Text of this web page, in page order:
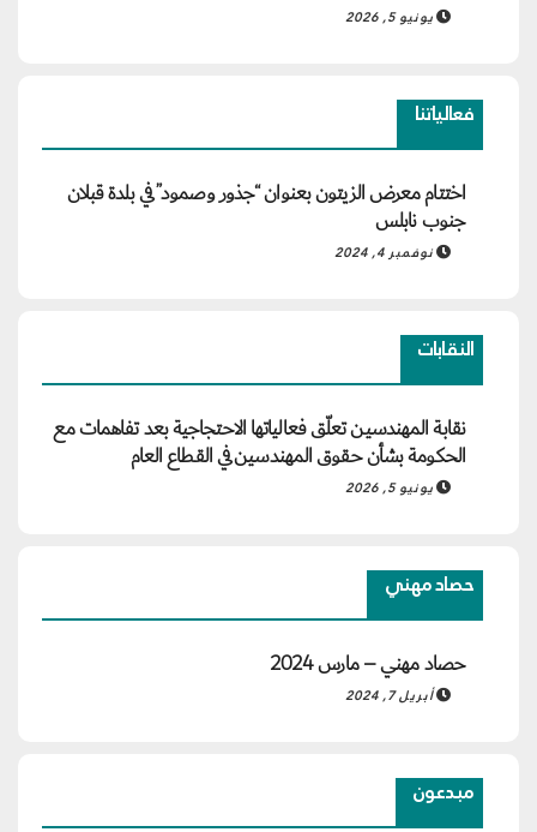
يونيو 5, 2026
فعالياتنا
اختتام معرض الزيتون بعنوان “جذور وصمود” في بلدة قبلان
جنوب نابلس
نوفمبر 4, 2024
النقابات
نقابة المهندسين تعلّق فعالياتها الاحتجاجية بعد تفاهمات مع
الحكومة بشأن حقوق المهندسين في القطاع العام
يونيو 5, 2026
حصاد مهني
حصاد مهني – مارس 2024
أبريل 7, 2024
مبدعون